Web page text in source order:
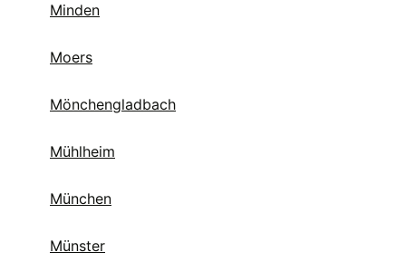
Minden
Moers
Mönchengladbach
Mühlheim
München
Münster